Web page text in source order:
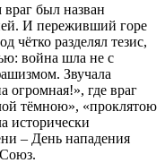
был назван
И переживший горе
чётко разделял тезис,
война шла не с
Звучала
огромная!», где враг
тёмною», «проклятою
исторически
– День нападения